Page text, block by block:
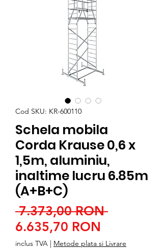
Cod SKU: KR-600110
Schela mobila
Corda Krause 0,6 x
1,5m, aluminiu,
inaltime lucru 6.85m
(A+B+C)
7.373,00 RON Preț
6.635,70 RON
redus
inclus TVA | Metode plata si Livrare